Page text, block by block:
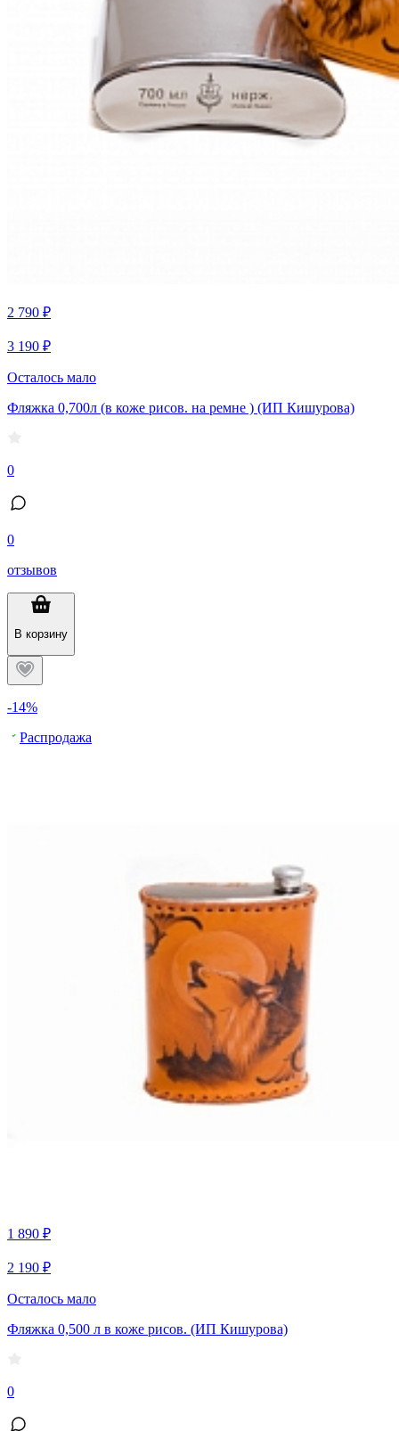
2 790 ₽
3 190 ₽
Осталось мало
Фляжка 0,700л (в коже рисов. на ремне ) (ИП Кишурова)
0
0
отзывов
В корзину
-14%
Распродажа
1 890 ₽
2 190 ₽
Осталось мало
Фляжка 0,500 л в коже рисов. (ИП Кишурова)
0